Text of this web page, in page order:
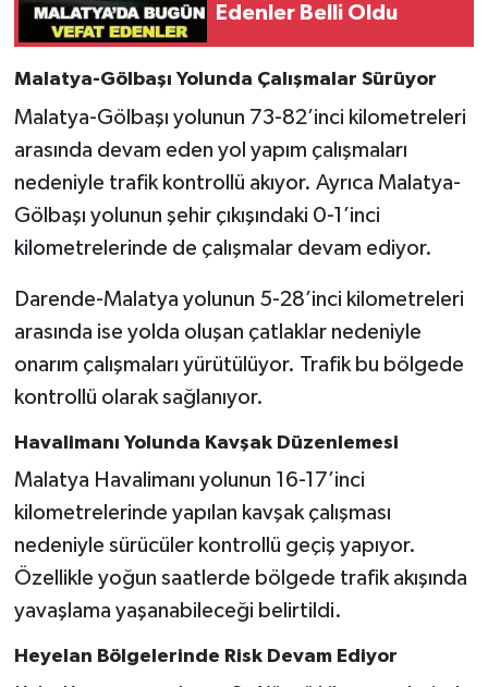
Edenler Belli Oldu
Malatya-Gölbaşı Yolunda Çalışmalar Sürüyor
Malatya-Gölbaşı yolunun 73-82’inci kilometreleri
arasında devam eden yol yapım çalışmaları
nedeniyle trafik kontrollü akıyor. Ayrıca Malatya-
Gölbaşı yolunun şehir çıkışındaki 0-1’inci
kilometrelerinde de çalışmalar devam ediyor.
Darende-Malatya yolunun 5-28’inci kilometreleri
arasında ise yolda oluşan çatlaklar nedeniyle
onarım çalışmaları yürütülüyor. Trafik bu bölgede
kontrollü olarak sağlanıyor.
Havalimanı Yolunda Kavşak Düzenlemesi
Malatya Havalimanı yolunun 16-17’inci
kilometrelerinde yapılan kavşak çalışması
nedeniyle sürücüler kontrollü geçiş yapıyor.
Özellikle yoğun saatlerde bölgede trafik akışında
yavaşlama yaşanabileceği belirtildi.
Heyelan Bölgelerinde Risk Devam Ediyor